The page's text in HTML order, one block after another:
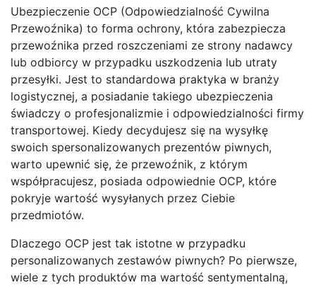
Ubezpieczenie OCP (Odpowiedzialność Cywilna
Przewoźnika) to forma ochrony, która zabezpiecza
przewoźnika przed roszczeniami ze strony nadawcy
lub odbiorcy w przypadku uszkodzenia lub utraty
przesyłki. Jest to standardowa praktyka w branży
logistycznej, a posiadanie takiego ubezpieczenia
świadczy o profesjonalizmie i odpowiedzialności firmy
transportowej. Kiedy decydujesz się na wysyłkę
swoich spersonalizowanych prezentów piwnych,
warto upewnić się, że przewoźnik, z którym
współpracujesz, posiada odpowiednie OCP, które
pokryje wartość wysyłanych przez Ciebie
przedmiotów.
Dlaczego OCP jest tak istotne w przypadku
personalizowanych zestawów piwnych? Po pierwsze,
wiele z tych produktów ma wartość sentymentalną,